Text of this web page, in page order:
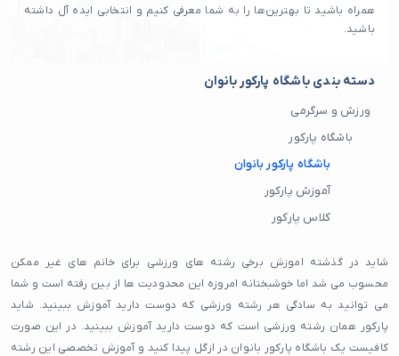
همراه باشید تا بهترین‌ها را به شما معرفی کنیم و انتخابی ایده آل داشته
باشید.
دسته بندی باشگاه پارکور بانوان
ورزش و سرگرمی
باشگاه پارکور
باشگاه پارکور بانوان
آموزش پارکور
کلاس پارکور
شاید در گذشته اموزش برخی رشته های ورزشی برای خانم های غیر ممکن
محسوب می شد اما خوشبختانه امروزه این محدودیت ها از بین رفته است و شما
می توانید به سادگی هر رشته ورزشی که دوست دارید آموزش ببینید. شاید
پارکور همان رشته ورزشی است که دوست دارید آموزش ببینید. در این صورت
کافیست یک باشگاه پارکور بانوان در ازگل پیدا کنید و آموزش تخصصی این رشته